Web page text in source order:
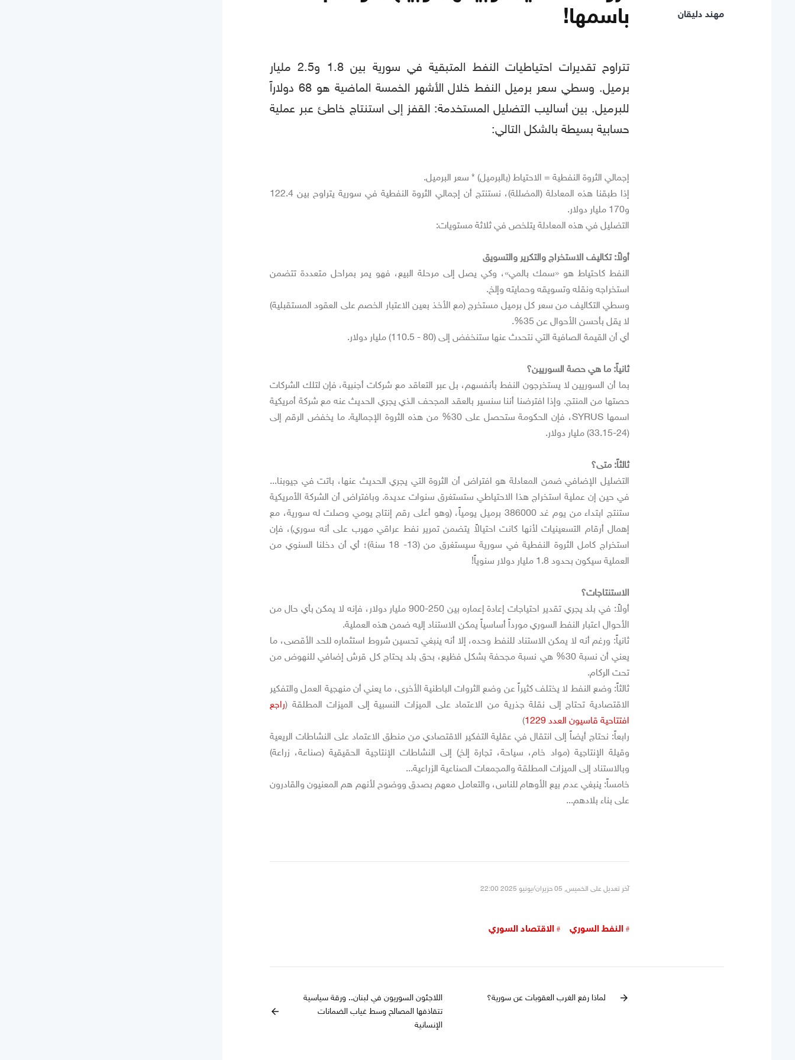
مهند دليقان
باسمها!
تتراوح تقديرات احتياطيات النفط المتبقية في سورية بين 1.8 و2.5 مليار
برميل. وسطي سعر برميل النفط خلال الأشهر الخمسة الماضية هو 68 دولاراً
للبرميل. بين أساليب التضليل المستخدمة: القفز إلى استنتاج خاطئ عبر عملية
حسابية بسيطة بالشكل التالي:
إجمالي الثروة النفطية = الاحتياط (بالبرميل) * سعر البرميل.
إذا طبقنا هذه المعادلة (المضللة)، نستنتج أن إجمالي الثروة النفطية في سورية يتراوح بين 122.4
و170 مليار دولار.
التضليل في هذه المعادلة يتلخص في ثلاثة مستويات:
أولاً: تكاليف الاستخراج والتكرير والتسويق
النفط كاحتياط هو «سمك بالمي»، وكي يصل إلى مرحلة البيع، فهو يمر بمراحل متعددة تتضمن
استخراجه ونقله وتسويقه وحمايته وإلخ.
وسطي التكاليف من سعر كل برميل مستخرج (مع الأخذ بعين الاعتبار الخصم على العقود المستقبلية)
لا يقل بأحسن الأحوال عن 35%.
أي أن القيمة الصافية التي نتحدث عنها ستنخفض إلى (80 - 110.5) مليار دولار.
ثانياً: ما هي حصة السوريين؟
بما أن السوريين لا يستخرجون النفط بأنفسهم، بل عبر التعاقد مع شركات أجنبية، فإن لتلك الشركات
حصتها من المنتج. وإذا افترضنا أننا سنسير بالعقد المجحف الذي يجري الحديث عنه مع شركة أمريكية
اسمها SYRUS، فإن الحكومة ستحصل على 30% من هذه الثروة الإجمالية. ما يخفض الرقم إلى
(24-33.15) مليار دولار.
ثالثاً: متى؟
التضليل الإضافي ضمن المعادلة هو افتراض أن الثروة التي يجري الحديث عنها، باتت في جيوبنا...
في حين إن عملية استخراج هذا الاحتياطي ستستغرق سنوات عديدة. وبافتراض أن الشركة الأمريكية
ستنتج ابتداء من يوم غد 386000 برميل يومياً، (وهو أعلى رقم إنتاج يومي وصلت له سورية، مع
إهمال أرقام التسعينيات لأنها كانت احتيالاً يتضمن تمرير نفط عراقي مهرب على أنه سوري)، فإن
استخراج كامل الثروة النفطية في سورية سيستغرق من (13- 18 سنة)؛ أي أن دخلنا السنوي من
العملية سيكون بحدود 1.8 مليار دولار سنوياً!
الاستنتاجات؟
أولاً: في بلد يجري تقدير احتياجات إعادة إعماره بين 250-900 مليار دولار، فإنه لا يمكن بأي حال من
الأحوال اعتبار النفط السوري مورداً أساسياً يمكن الاستناد إليه ضمن هذه العملية.
ثانياً: ورغم أنه لا يمكن الاستناد للنفط وحده، إلا أنه ينبغي تحسين شروط استثماره للحد الأقصى، ما
يعني أن نسبة 30% هي نسبة مجحفة بشكل فظيع، بحق بلد يحتاج كل قرش إضافي للنهوض من
تحت الركام.
ثالثاً: وضع النفط لا يختلف كثيراً عن وضع الثروات الباطنية الأخرى، ما يعني أن منهجية العمل والتفكير
الاقتصادية تحتاج إلى نقلة جذرية من الاعتماد على الميزات النسبية إلى الميزات المطلقة (راجع
افتتاحية قاسيون العدد 1229
)
رابعاً: نحتاج أيضاً إلى انتقال في عقلية التفكير الاقتصادي من منطق الاعتماد على النشاطات الريعية
وقيلة الإنتاجية (مواد خام، سياحة، تجارة إلخ) إلى النشاطات الإنتاجية الحقيقية (صناعة، زراعة)
وبالاستناد إلى الميزات المطلقة والمجمعات الصناعية الزراعية...
خامساً: ينبغي عدم بيع الأوهام للناس، والتعامل معهم بصدق ووضوح لأنهم هم المعنيون والقادرون
على بناء بلادهم...
آخر تعديل على الخميس, 05 حزيران/يونيو 2025 22:00
النفط السوري الاقتصاد السوري
arrow_forward لماذا رفع الغرب العقوبات عن سورية؟
اللاجئون السوريون في لبنان.. ورقة سياسية
تتقاذفها المصالح وسط غياب الضمانات
الإنسانية
arrow_back